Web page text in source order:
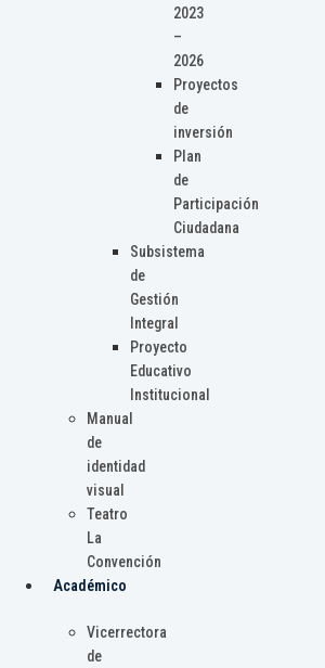
2023
–
2026
Proyectos
de
inversión
Plan
de
Participación
Ciudadana
Subsistema
de
Gestión
Integral
Proyecto
Educativo
Institucional
Manual
de
identidad
visual
Teatro
La
Convención
Académico
Vicerrectora
de